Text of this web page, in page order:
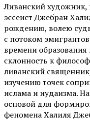
Ливанский художник,
эссеист Джебран
рождению, волею
с потоком
времени
склонность к
ливанский
изучению точек
ислама и иудаизма.
основой для
феномена Халиля